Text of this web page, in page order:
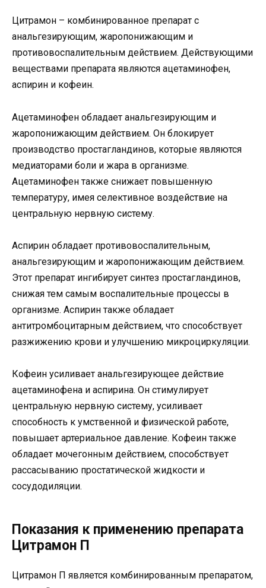
Цитрамон – комбинированное препарат с
анальгезирующим, жаропонижающим и
противовоспалительным действием. Действующими
веществами препарата являются ацетаминофен,
аспирин и кофеин.
Ацетаминофен обладает анальгезирующим и
жаропонижающим действием. Он блокирует
производство простагландинов, которые являются
медиаторами боли и жара в организме.
Ацетаминофен также снижает повышенную
температуру, имея селективное воздействие на
центральную нервную систему.
Аспирин обладает противовоспалительным,
анальгезирующим и жаропонижающим действием.
Этот препарат ингибирует синтез простагландинов,
снижая тем самым воспалительные процессы в
организме. Аспирин также обладает
антитромбоцитарным действием, что способствует
разжижению крови и улучшению микроциркуляции.
Кофеин усиливает анальгезирующее действие
ацетаминофена и аспирина. Он стимулирует
центральную нервную систему, усиливает
способность к умственной и физической работе,
повышает артериальное давление. Кофеин также
обладает мочегонным действием, способствует
рассасыванию простатической жидкости и
сосудодиляции.
Показания к применению препарата
Цитрамон П
Цитрамон П является комбинированным препаратом,